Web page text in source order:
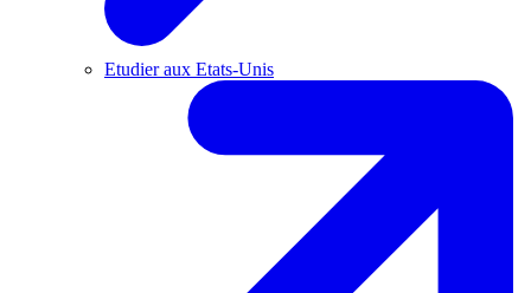
Etudier aux Etats-Unis